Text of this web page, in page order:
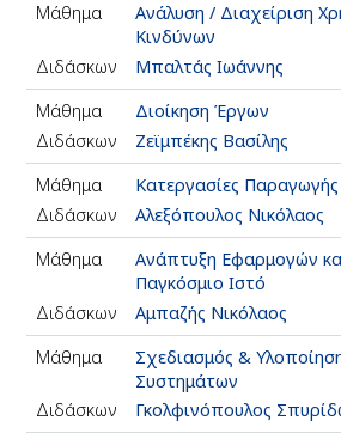
Μάθημα
Ανάλυση / Διαχείριση
Κινδύνων
Διδάσκων
Μπαλτάς Ιωάννης
Μάθημα
Διοίκηση Έργων
Διδάσκων
Ζεϊμπέκης Βασίλης
Μάθημα
Κατεργασίες Παραγωγής
Διδάσκων
Αλεξόπουλος Νικόλαος
Μάθημα
Ανάπτυξη Εφαρμογών
Παγκόσμιο Ιστό
Διδάσκων
Αμπαζής Νικόλαος
Μάθημα
Σχεδιασμός &
Συστημάτων
Διδάσκων
Γκολφινόπουλος